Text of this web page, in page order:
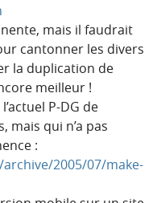
mais il faudrait
cantonner les divers
la duplication de
meilleur !
P-DG de
mais qui n’a pas
:
2005/07/make-